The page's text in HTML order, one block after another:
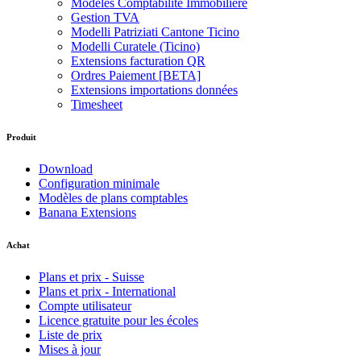
Modèles Comptabilité Immobilière
Gestion TVA
Modelli Patriziati Cantone Ticino
Modelli Curatele (Ticino)
Extensions facturation QR
Ordres Paiement [BETA]
Extensions importations données
Timesheet
Produit
Download
Configuration minimale
Modèles de plans comptables
Banana Extensions
Achat
Plans et prix - Suisse
Plans et prix - International
Compte utilisateur
Licence gratuite pour les écoles
Liste de prix
Mises à jour